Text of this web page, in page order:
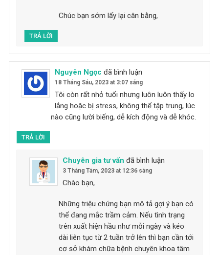
Chúc bạn sớm lấy lại cân bằng,
TRẢ LỜI
Nguyên Ngọc đã bình luận
18 Tháng Sáu, 2023 at 3:07 sáng
Tôi còn rất nhỏ tuổi nhưng luôn luôn thấy lo
lắng hoặc bị stress, không thể tập trung, lúc
nào cũng lười biếng, dễ kích động và dễ khóc.
TRẢ LỜI
Chuyên gia tư vấn đã bình luận
3 Tháng Tám, 2023 at 12:36 sáng
Chào bạn,
Những triệu chứng bạn mô tả gợi ý bạn có
thể đang mắc trầm cảm. Nếu tình trạng
trên xuất hiện hầu như mỗi ngày và kéo
dài liên tục từ 2 tuần trở lên thì bạn cần tới
cơ sở khám chữa bệnh chuyên khoa tâm